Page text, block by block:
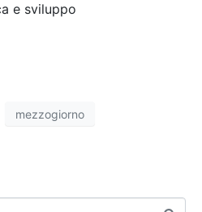
e sviluppo
mezzogiorno